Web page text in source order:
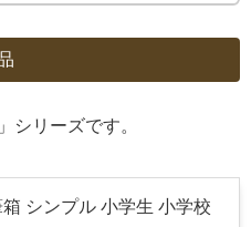
シリーズです。
箱 シンプル 小学生 小学校